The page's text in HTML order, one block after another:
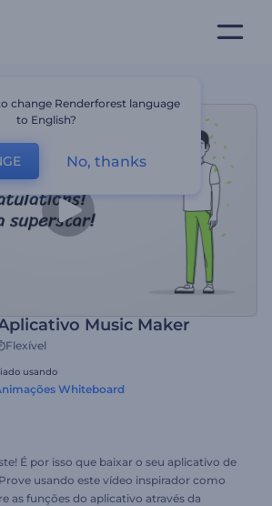
Music Maker
Flexível
usando
Whiteboard
É por isso que baixar o seu aplicativo de
usando este vídeo inspirador como
as funções do aplicativo através da
change Renderforest language
to English?
No, thanks